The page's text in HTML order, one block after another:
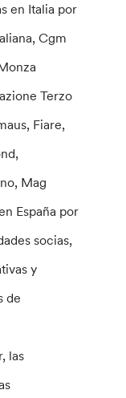
en Italia por
Cgm
Terzo
Fiare,
Mag
España por
socias,
y
de
las